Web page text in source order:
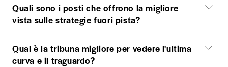
Quali sono i posti che offrono la migliore
vista sulle strategie fuori pista?
Qual è la tribuna migliore per vedere l'ultima
curva e il traguardo?